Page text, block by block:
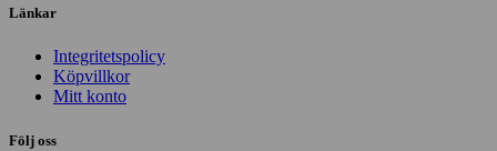
Länkar
Integritetspolicy
Köpvillkor
Mitt konto
Följ oss